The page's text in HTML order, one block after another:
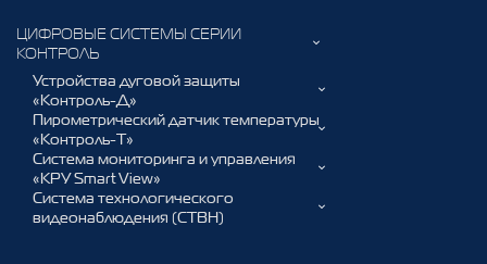
ЦИФРОВЫЕ СИСТЕМЫ СЕРИИ
КОНТРОЛЬ
Устройства дуговой защиты
«Контроль-Д»
Пирометрический датчик температуры
«Контроль-Т»
Система мониторинга и управления
«КРУ Smart View»
Система технологического
видеонаблюдения (СТВН)